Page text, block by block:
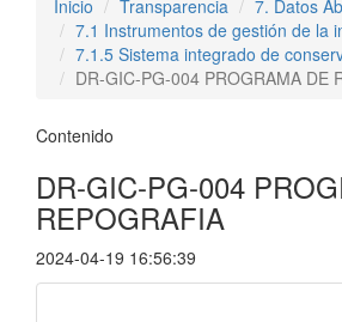
Inicio
Transparencia
7. Datos
7.1 Instrumentos de gestión de la
7.1.5 Sistema integrado de
DR-GIC-PG-004 PROGRAMA DE
Contenido
DR-GIC-PG-004
REPOGRAFIA
2024-04-19 16:56:39